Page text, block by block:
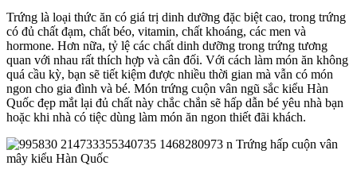
Trứng là loại thức ăn có giá trị dinh dưỡng đặc biệt cao, trong trứng
có đủ chất đạm, chất béo, vitamin, chất khoáng, các men và
hormone. Hơn nữa, tỷ lệ các chất dinh dưỡng trong trứng tương
quan với nhau rất thích hợp và cân đối. Với cách làm món ăn không
quá cầu kỳ, bạn sẽ tiết kiệm được nhiều thời gian mà vẫn có món
ngon cho gia đình và bé. Món trứng cuộn vân ngũ sắc kiểu Hàn
Quốc đẹp mắt lại đủ chất này chắc chắn sẽ hấp dẫn bé yêu nhà bạn
hoặc khi nhà có tiệc dùng làm món ăn ngon thiết đãi khách.